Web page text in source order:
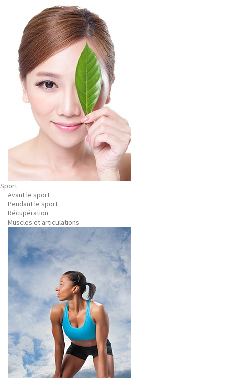
Sport
Avant le sport
Pendant le sport
Récupération
Muscles et articulations